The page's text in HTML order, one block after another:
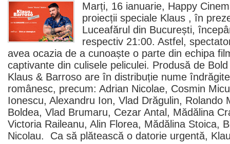
Marți, 16 ianuarie, Happy
proiecții speciale Klaus , în
Luceafărul din București,
respectiv 21:00. Astfel,
avea ocazia de a cunoaște o parte din echipa
captivante din culisele peliculei. Produsă de
Klaus & Barroso are în distribuție nume
românesc, precum: Adrian Nicolae, Cosmin
Ionescu, Alexandru Ion, Vlad Drăgulin, Rolando
Boldea, Vlad Brumaru, Cezar Antal , Mădălina
Victoria Raileanu, Alin Florea, Mădălina Stoica,
Nicolau. Ca să plătească o datorie urgentă,